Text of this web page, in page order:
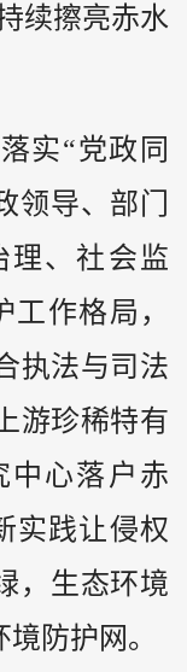
续擦亮赤水
实“党政同
领导、部门
理、社会监
作格局，
执法与司法
游珍稀特有
中心落户赤
实践让侵权
，生态环境
防护网。